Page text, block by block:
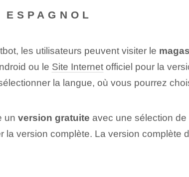
les utilisateurs peuvent visiter le
ou le Site Internetofficiel pour la
la langue, où vous pourrez
un⁤ version gratuite avec ⁣une sélection⁢
version complète. La version complète